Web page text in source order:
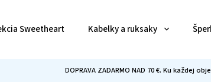
Sweetheart Kabelky a ruksaky
DOPRAVA ZADARMO NAD 70 €. Ku každej